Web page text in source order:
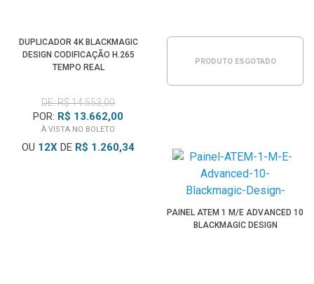
DUPLICADOR 4K BLACKMAGIC
DESIGN CODIFICAÇÃO H.265
TEMPO REAL
DE: R$ 14.553,00
POR: R$ 13.662,00
À VISTA NO BOLETO
OU 12X DE R$ 1.260,34
PRODUTO ESGOTADO
PAINEL ATEM 1 M/E ADVANCED 10
BLACKMAGIC DESIGN